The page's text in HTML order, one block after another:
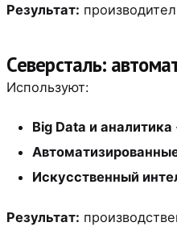
Результат:
Северсталь:
Используют:
Big Data и аналитика
Искусственный
Результат: